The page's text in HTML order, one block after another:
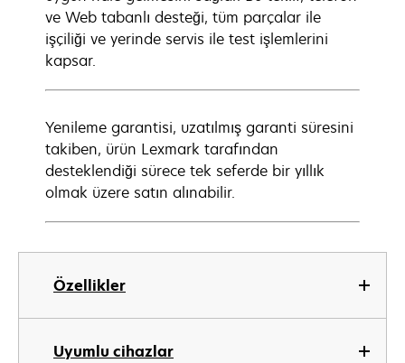
Özellikler
Uyumlu cihazlar
ve Web tabanlı desteği, tüm parçalar ile
işçiliği ve yerinde servis ile test işlemlerini
kapsar.
Yenileme garantisi, uzatılmış garanti süresini
takiben, ürün Lexmark tarafından
desteklendiği sürece tek seferde bir yıllık
olmak üzere satın alınabilir.